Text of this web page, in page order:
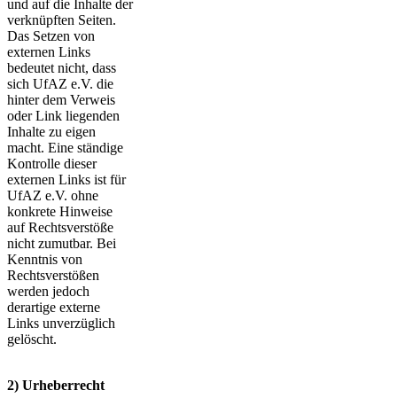
und auf die Inhalte der
verknüpften Seiten.
Das Setzen von
externen Links
bedeutet nicht, dass
sich UfAZ e.V. die
hinter dem Verweis
oder Link liegenden
Inhalte zu eigen
macht. Eine ständige
Kontrolle dieser
externen Links ist für
UfAZ e.V. ohne
konkrete Hinweise
auf Rechtsverstöße
nicht zumutbar. Bei
Kenntnis von
Rechtsverstößen
werden jedoch
derartige externe
Links unverzüglich
gelöscht.
2) Urheberrecht